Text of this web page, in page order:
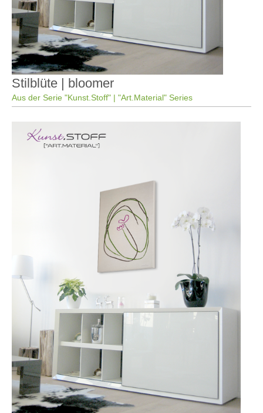
Stilblüte | bloomer
Aus der Serie "Kunst.Stoff" | "Art.Material" Series